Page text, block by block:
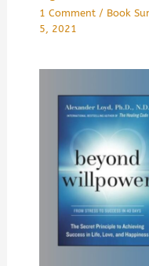
1 Comment / Book
5, 2021